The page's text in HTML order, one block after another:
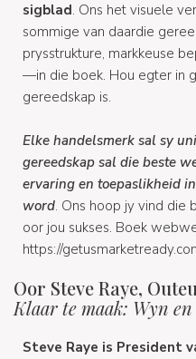
sigblad. Ons het visuele
sommige van daardie
prysstrukture, markkeuse
—in die boek. Hou egter in
gereedskap is.
Elke handelsmerk sal sy
gereedskap sal die beste
ervaring en toepaslikheid
word. Ons hoop jy vind die
oor jou sukses. Boek
https://
Oor Steve Raye,
Klaar te maak: Wyn en
Steve Raye is President